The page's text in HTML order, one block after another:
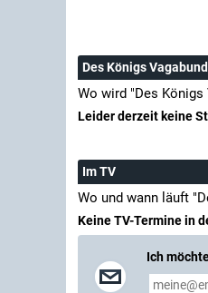
Des Königs
Wo wird "Des
Leider derzeit keine
Im TV
Wo und wann läuft
Keine TV-Termine in
Ich